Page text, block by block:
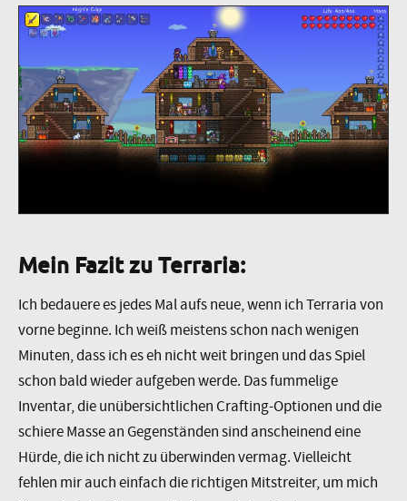
Mein Fazit zu Terraria:
Ich bedauere es jedes Mal aufs neue, wenn ich Terraria von
vorne beginne. Ich weiß meistens schon nach wenigen
Minuten, dass ich es eh nicht weit bringen und das Spiel
schon bald wieder aufgeben werde. Das fummelige
Inventar, die unübersichtlichen Crafting-Optionen und die
schiere Masse an Gegenständen sind anscheinend eine
Hürde, die ich nicht zu überwinden vermag. Vielleicht
fehlen mir auch einfach die richtigen Mitstreiter, um mich